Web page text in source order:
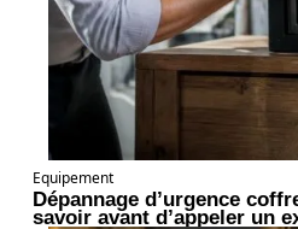
Equipement
Dépannage d’urgence
savoir avant d’appeler un